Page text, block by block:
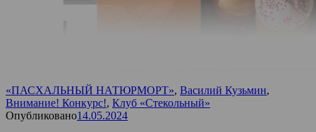
«ПАСХАЛЬНЫЙ НАТЮРМОРТ», Василий Кузьмин,
Внимание! Конкурс!, Клуб «Стекольный»
Опубликовано14.05.2024